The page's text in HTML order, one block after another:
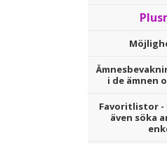
i de ämnen
Favoritlistor -
även söka